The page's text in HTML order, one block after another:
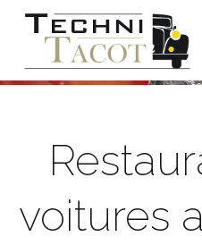
voitures